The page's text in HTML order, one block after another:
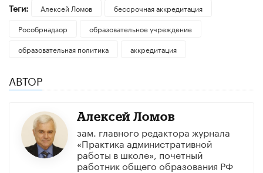
Теги: Алексей Ломов
бессрочная аккредитация
Рособрнадзор
образовательное учреждение
образовательная политика
аккредитация
АВТОР
Алексей Ломов
зам. главного редактора журнала
«Практика административной
работы в школе», почетный
работник общего образования РФ